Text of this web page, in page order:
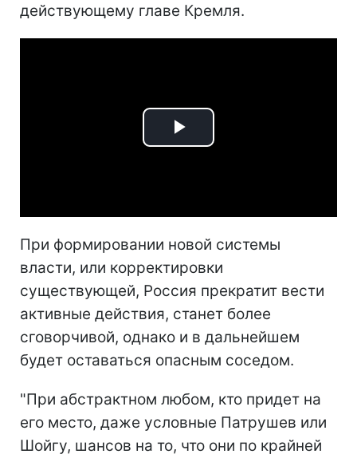
действующему главе Кремля.
Play
При формировании новой системы
власти, или корректировки
существующей, Россия прекратит вести
активные действия, станет более
сговорчивой, однако и в дальнейшем
будет оставаться опасным соседом.
"При абстрактном любом, кто придет на
его место, даже условные Патрушев или
Шойгу, шансов на то, что они по крайней